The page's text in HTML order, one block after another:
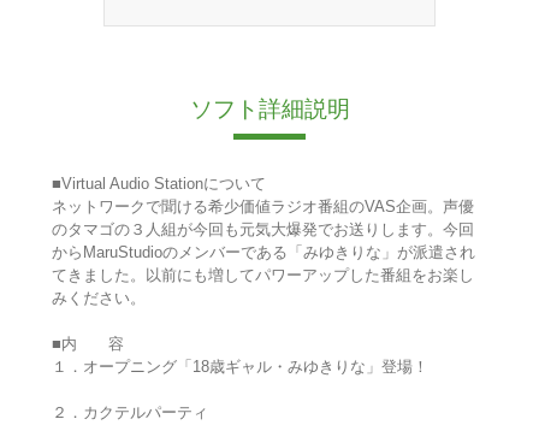
ソフト詳細説明
■Virtual Audio Stationについて
ネットワークで聞ける希少価値ラジオ番組のVAS企画。声優
のタマゴの３人組が今回も元気大爆発でお送りします。今回
からMaruStudioのメンバーである「みゆきりな」が派遣され
てきました。以前にも増してパワーアップした番組をお楽し
みください。
■内 容
１．オープニング「18歳ギャル・みゆきりな」登場！
２．カクテルパーティ